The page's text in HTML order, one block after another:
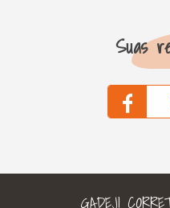
Suas
GADEJI